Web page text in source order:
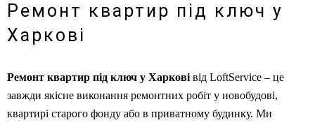
Ремонт квартир під ключ у
Харкові
Ремонт квартир під ключ у Харкові від LoftService – це
завжди якісне виконання ремонтних робіт у новобудові,
квартирі старого фонду або в приватному будинку. Ми